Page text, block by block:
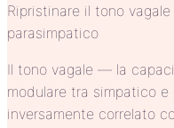
Ripristinare il tono
parasimpatico
Il tono vagale — la
modulare tra simpatico
inversamente correlato